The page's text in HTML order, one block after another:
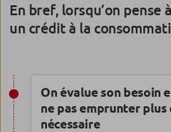
En bref, lorsqu’on pense
un crédit à la
On évalue son besoin
ne pas emprunter plus
nécessaire